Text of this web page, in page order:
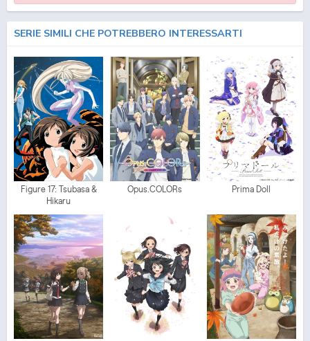
SERIE SIMILI CHE POTREBBERO INTERESSARTI
Figure 17: Tsubasa &
Hikaru
Opus.COLORs Prima Doll